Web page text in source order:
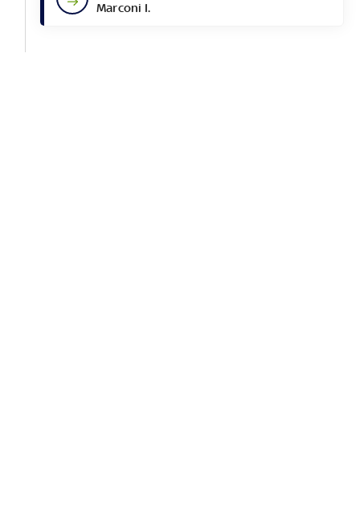
Marconi I.